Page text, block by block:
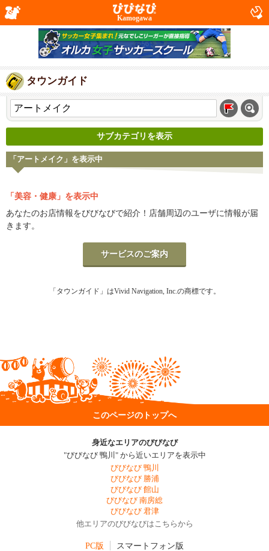
Kamogawa
タウンガイド
サブカテゴリを表示
「アートメイク」を表示中
「美容・健康」を表示中
あなたのお店情報をびびなびで紹介！店舗周辺のユーザに情報が届
きます。
サービスのご案内
「タウンガイド」はVivid Navigation, Inc.の商標です。
このページのトップへ
身近なエリアのびびなび
"びびなび 鴨川" から近いエリアを表示中
びびなび 鴨川
びびなび 勝浦
びびなび 館山
びびなび 南房総
びびなび 君津
他エリアのびびなびはこちらから
PC版 スマートフォン版